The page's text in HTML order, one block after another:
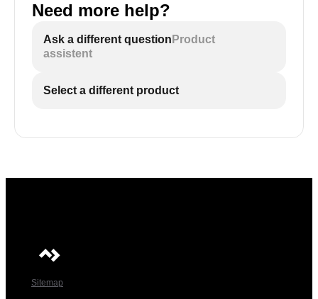
Need more help?
Ask a different question Product
assistent
Select a different product
Sitemap